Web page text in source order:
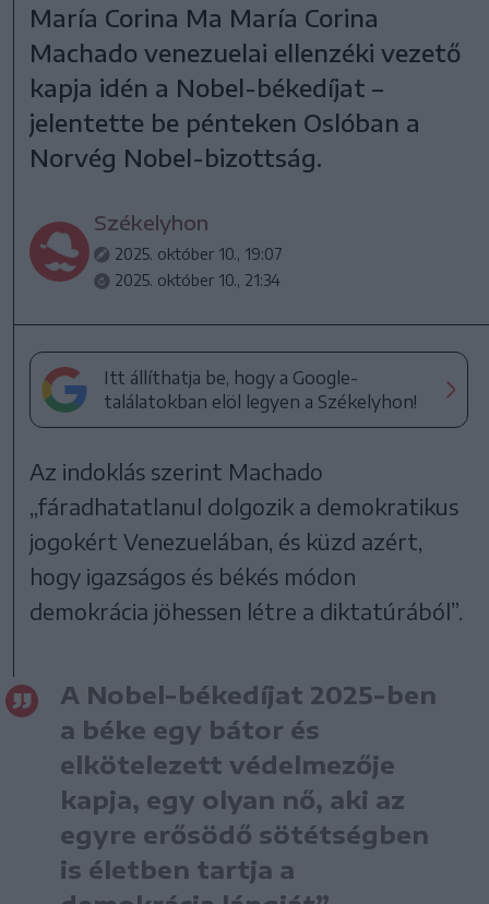
María Corina Ma María Corina
Machado venezuelai ellenzéki vezető
kapja idén a Nobel-békedíjat –
jelentette be pénteken Oslóban a
Norvég Nobel-bizottság.
Székelyhon
2025. október 10., 19:07
2025. október 10., 21:34
Itt állíthatja be, hogy a Google-
találatokban elöl legyen a Székelyhon!
Az indoklás szerint Machado
„fáradhatatlanul dolgozik a demokratikus
jogokért Venezuelában, és küzd azért,
hogy igazságos és békés módon
demokrácia jöhessen létre a diktatúrából”.
A Nobel-békedíjat 2025-ben
a béke egy bátor és
elkötelezett védelmezője
kapja, egy olyan nő, aki az
egyre erősödő sötétségben
is életben tartja a